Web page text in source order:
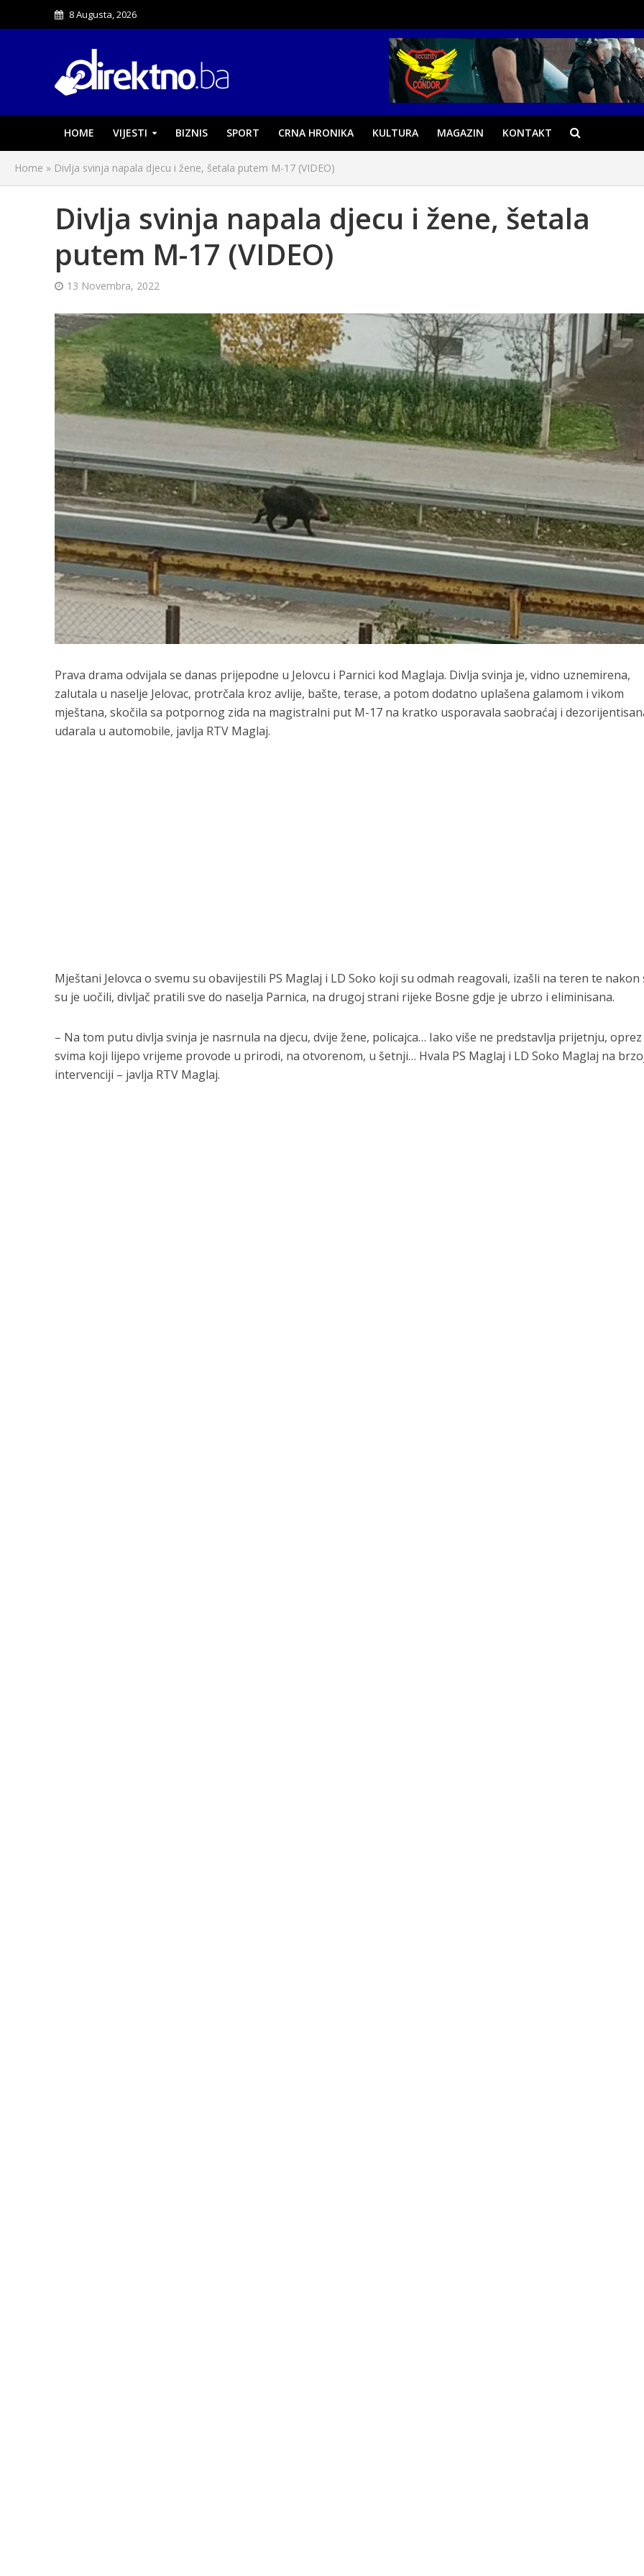
8 Augusta, 2026
HOME VIJESTI BIZNIS SPORT CRNA HRONIKA KULTURA MAGAZIN KONTAKT
Home » Divlja svinja napala djecu i žene, šetala putem M-17 (VIDEO)
Divlja svinja napala djecu i žene, šetala
putem M-17 (VIDEO)
13 Novembra, 2022
Prava drama odvijala se danas prijepodne u Jelovcu i Parnici kod Maglaja. Divlja svinja je, vidno uznemirena,
zalutala u naselje Jelovac, protrčala kroz avlije, bašte, terase, a potom dodatno uplašena galamom i vikom
mještana, skočila sa potpornog zida na magistralni put M-17 na kratko usporavala saobraćaj i
udarala u automobile, javlja RTV Maglaj.
Mještani Jelovca o svemu su obavijestili PS Maglaj i LD Soko koji su odmah reagovali, izašli na teren te nakon
su je uočili, divljač pratili sve do naselja Parnica, na drugoj strani rijeke Bosne gdje je ubrzo i eliminisana.
– Na tom putu divlja svinja je nasrnula na djecu, dvije žene, policajca… Iako više ne predstavlja prijetnju, oprez
svima koji lijepo vrijeme provode u prirodi, na otvorenom, u šetnji… Hvala PS Maglaj i LD Soko Maglaj na
intervenciji – javlja RTV Maglaj.